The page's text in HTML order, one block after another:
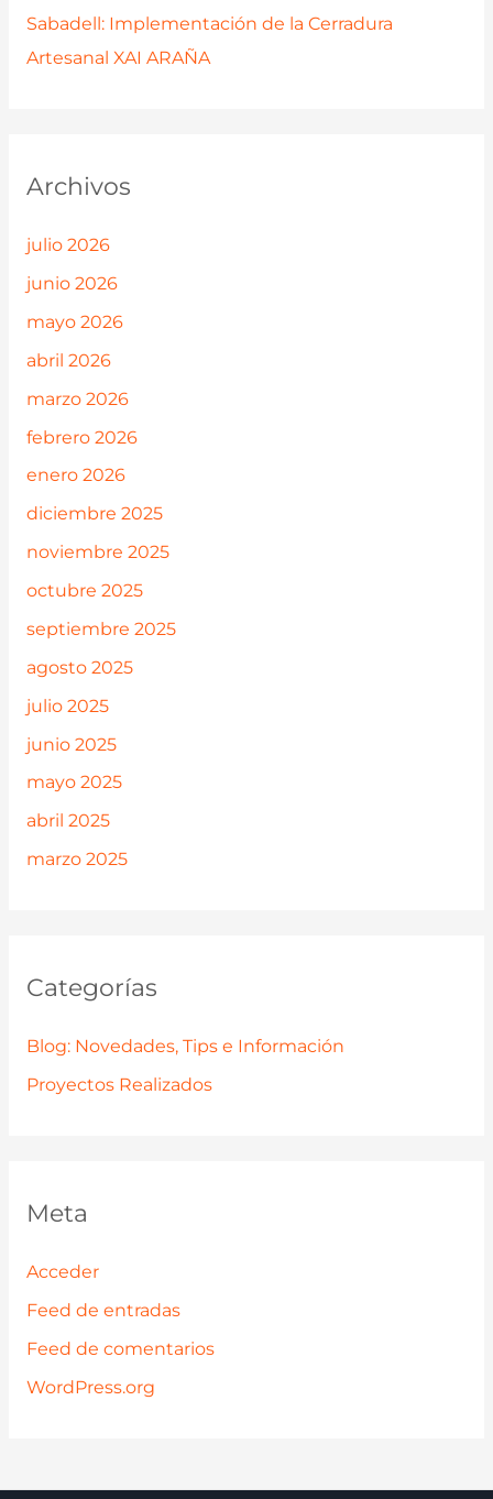
Sabadell: Implementación de la Cerradura
Artesanal XAI ARAÑA
Archivos
julio 2026
junio 2026
mayo 2026
abril 2026
marzo 2026
febrero 2026
enero 2026
diciembre 2025
noviembre 2025
octubre 2025
septiembre 2025
agosto 2025
julio 2025
junio 2025
mayo 2025
abril 2025
marzo 2025
Categorías
Blog: Novedades, Tips e Información
Proyectos Realizados
Meta
Acceder
Feed de entradas
Feed de comentarios
WordPress.org